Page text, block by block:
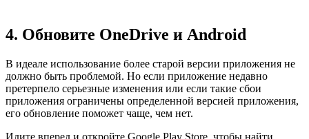
4. Обновите OneDrive и Android
В идеале использование более старой версии приложения не
должно быть проблемой. Но если приложение недавно
претерпело серьезные изменения или если такие сбои
приложения ограничены определенной версией приложения,
его обновление поможет чаще, чем нет.
Идите вперед и откройте Google Play Store, чтобы найти